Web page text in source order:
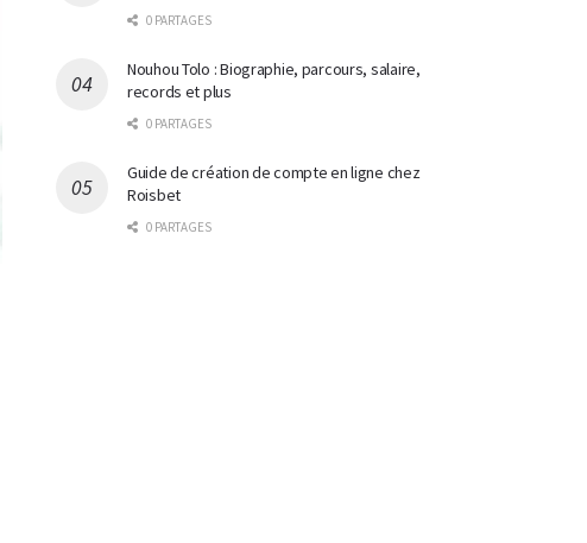
0 PARTAGES
Nouhou Tolo : Biographie, parcours, salaire,
records et plus
0 PARTAGES
Guide de création de compte en ligne chez
Roisbet
0 PARTAGES